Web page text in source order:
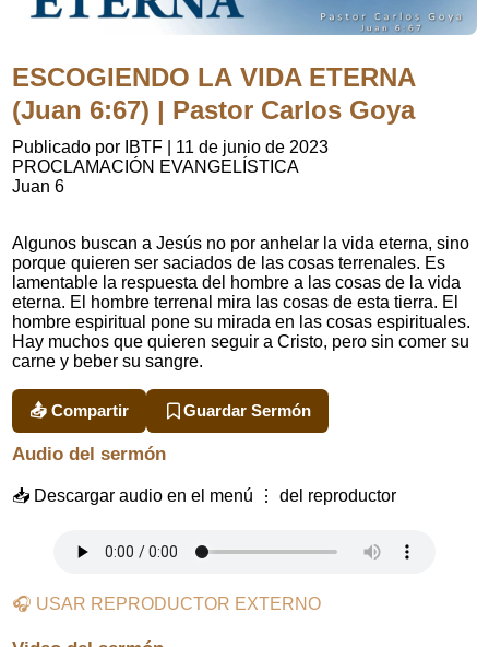
ESCOGIENDO LA VIDA ETERNA
(Juan 6:67) | Pastor Carlos Goya
Publicado por IBTF
11 de junio de 2023
PROCLAMACIÓN EVANGELÍSTICA
Juan 6
Algunos buscan a Jesús no por anhelar la vida eterna, sino
porque quieren ser saciados de las cosas terrenales. Es
lamentable la respuesta del hombre a las cosas de la vida
eterna. El hombre terrenal mira las cosas de esta tierra. El
hombre espiritual pone su mirada en las cosas espirituales.
Hay muchos que quieren seguir a Cristo, pero sin comer su
carne y beber su sangre.
📤 Compartir Guardar Sermón
Audio del sermón
📥 Descargar audio en el menú ⋮ del reproductor
🎧 USAR REPRODUCTOR EXTERNO